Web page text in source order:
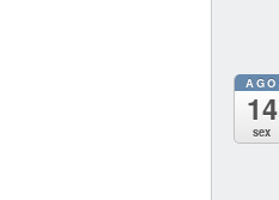
AGO
14
sex